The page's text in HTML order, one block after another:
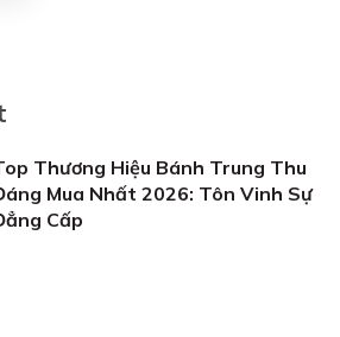
Thương Hiệu Bánh Trung Thu
Mua Nhất 2026: Tôn Vinh Sự
Cấp